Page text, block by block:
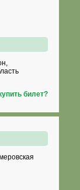
билет?